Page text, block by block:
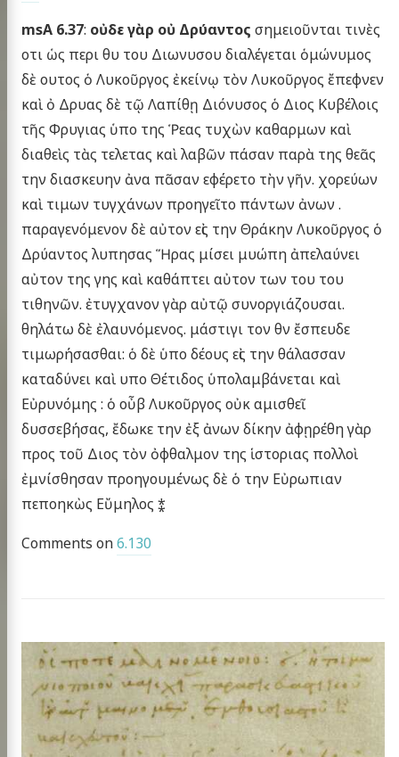
msA 6.37: οὐδε γὰρ οὐ Δρύαντος σημειοῦνται τινὲς
οτι ὡς περι θυ του Διωνυσου διαλέγεται ὁμώνυμος
δὲ ουτος ὁ Λυκοῦργος ἐκείνῳ τὸν Λυκοῦργος ἔπεφνεν
καὶ ὀ Δρυας δὲ τῷ Λαπίθῃ Διόνυσος ὁ Διος Κυβέλοις
τῆς Φρυγιας ὑπο της Ῥεας τυχὼν καθαρμων καὶ
διαθεὶς τὰς τελετας καὶ λαβῶν πάσαν παρὰ της θεᾶς
την διασκευην ἀνα πᾶσαν εφέρετο τὴν γῆν. χορεύων
καὶ τιμων τυγχάνων προηγεῖτο πάντων ἀνων .
παραγενόμενον δὲ αὐτον εἰς την Θράκην Λυκοῦργος ὁ
Δρύαντος λυπησας Ἥρας μίσει μυώπη ἀπελαύνει
αὐτον της γης καὶ καθάπτει αὐτον των του του
τιθηνῶν. ἐτυγχανον γὰρ αὐτῷ συνοργιάζουσαι.
θηλάτω δὲ ἐλαυνόμενος. μάστιγι τον θν ἔσπευδε
τιμωρήσασθαι: ὁ δὲ ὑπο δέους εἰς την θάλασσαν
καταδύνει καὶ υπο Θέτιδος ὑπολαμβάνεται καὶ
Εὐρυνόμης : ὁ οὖβ Λυκοῦργος οὐκ αμισθεῖ
δυσσεβήσας, ἔδωκε την ἐξ ἀνων δίκην ἀφῃρέθη γὰρ
προς τοῦ Διος τὸν ὀφθαλμον της ἱστοριας πολλοὶ
ἐμνίσθησαν προηγουμένως δὲ ὁ την Εὐρωπιαν
πεποηκὼς Εὔμηλος ⁑
Comments on6.130